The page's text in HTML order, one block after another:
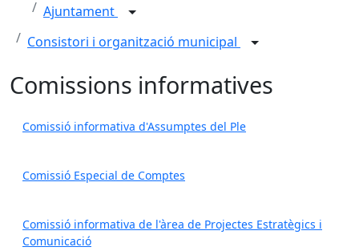
Ajuntament
Consistori i organització municipal
Comissions informatives
Comissió informativa d'Assumptes del Ple
Comissió Especial de Comptes
Comissió informativa de l'àrea de Projectes Estratègics i
Comunicació